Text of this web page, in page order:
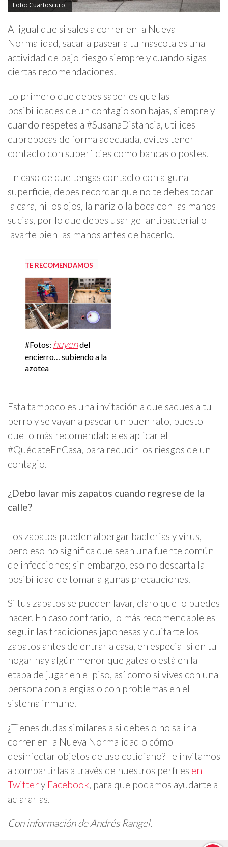
Foto: Cuartoscuro.
Al igual que si sales a correr en la Nueva
Normalidad, sacar a pasear a tu mascota es una
actividad de bajo riesgo siempre y cuando sigas
ciertas recomendaciones.
Lo primero que debes saber es que las
posibilidades de un contagio son bajas, siempre y
cuando respetes a #SusanaDistancia, utilices
cubrebocas de forma adecuada, evites tener
contacto con superficies como bancas o postes.
En caso de que tengas contacto con alguna
superficie, debes recordar que no te debes tocar
la cara, ni los ojos, la nariz o la boca con las manos
sucias, por lo que debes usar gel antibacterial o
lavarte bien las manos antes de hacerlo.
TE RECOMENDAMOS
#Fotos: huyendel
encierro… subiendo a la
azotea
Esta tampoco es una invitación a que saques a tu
perro y se vayan a pasear un buen rato, puesto
que lo más recomendable es aplicar el
#QuédateEnCasa, para reducir los riesgos de un
contagio.
¿Debo lavar mis zapatos cuando regrese de la
calle?
Los zapatos pueden albergar bacterias y virus,
pero eso no significa que sean una fuente común
de infecciones; sin embargo, eso no descarta la
posibilidad de tomar algunas precauciones.
Si tus zapatos se pueden lavar, claro que lo puedes
hacer. En caso contrario, lo más recomendable es
seguir las tradiciones japonesas y quitarte los
zapatos antes de entrar a casa, en especial si en tu
hogar hay algún menor que gatea o está en la
etapa de jugar en el piso, así como si vives con una
persona con alergias o con problemas en el
sistema inmune.
¿Tienes dudas similares a si debes o no salir a
correr en la Nueva Normalidad o cómo
desinfectar objetos de uso cotidiano? Te invitamos
a compartirlas a través de nuestros perfiles en
Twittery Facebook, para que podamos ayudarte a
aclararlas.
Con información de Andrés Rangel.